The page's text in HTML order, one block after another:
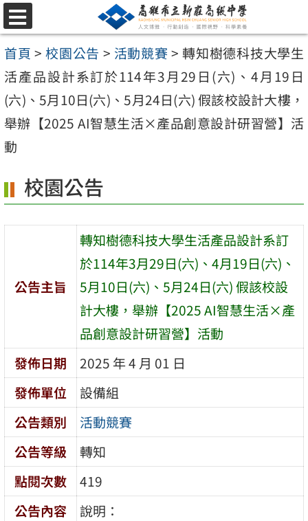
跳
至
主
要
內
容
區
選
單
首頁 > 校園公告 > 活動競賽 > 轉知樹德科技大學生
活產品設計系訂於114年3月29日(六)、4月19日
(六)、5月10日(六)、5月24日(六) 假該校設計大樓，
舉辦【2025 AI智慧生活×產品創意設計研習營】活
動
校園公告
公告主旨
轉知樹德科技大學生活產品設計系訂
於114年3月29日(六)、4月19日(六)、
5月10日(六)、5月24日(六) 假該校設
計大樓，舉辦【2025 AI智慧生活×產
品創意設計研習營】活動
發佈日期
2025 年 4 月 01 日
發佈單位
設備組
公告類別
活動競賽
公告等級
轉知
點閱次數
419
公告內容
說明：